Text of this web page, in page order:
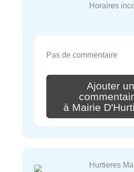
Horaires
Pas de commentaire
Ajouter un
à Mairie
Hurtieres